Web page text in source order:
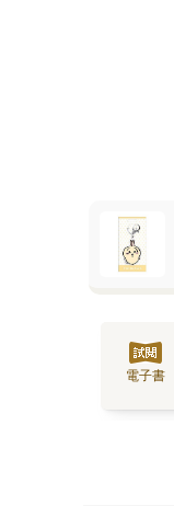
電子書